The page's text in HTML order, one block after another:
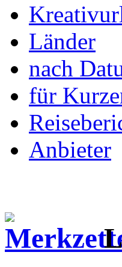
Länder
nach
für
Anbieter